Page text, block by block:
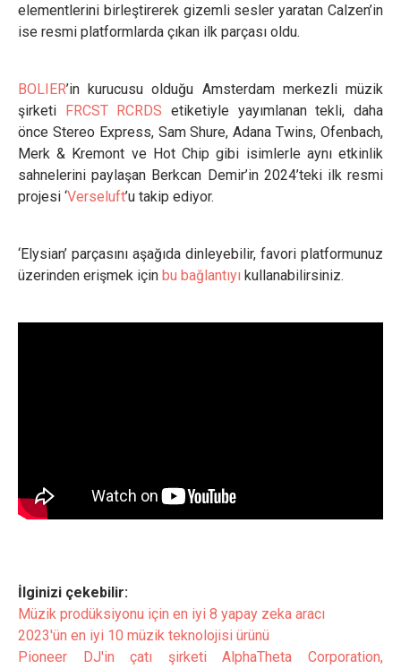
elementlerini birleştirerek gizemli sesler yaratan Calzen’in
ise resmi platformlarda çıkan ilk parçası oldu.
BOLIER’in kurucusu olduğu Amsterdam merkezli müzik
şirketi FRCST RCRDS etiketiyle yayımlanan tekli, daha
önce Stereo Express, Sam Shure, Adana Twins, Ofenbach,
Merk & Kremont ve Hot Chip gibi isimlerle aynı etkinlik
sahnelerini paylaşan Berkcan Demir’in 2024’teki ilk resmi
projesi ‘Verseluft’u takip ediyor.
‘Elysian’ parçasını aşağıda dinleyebilir, favori platformunuz
üzerinden erişmek için bu bağlantıyı kullanabilirsiniz.
İlginizi çekebilir:
Müzik prodüksiyonu için en iyi 8 yapay zeka aracı
2023'ün en iyi 10 müzik teknolojisi ürünü
Pioneer DJ'in çatı şirketi AlphaTheta Corporation,